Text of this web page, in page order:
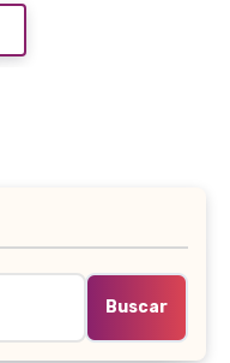
Buscar